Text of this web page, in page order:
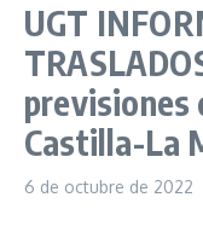
UGT
previsiones
Castilla-La
6 de octubre de 2022